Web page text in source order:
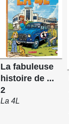
La fabuleuse
histoire de ...
2
La 4L